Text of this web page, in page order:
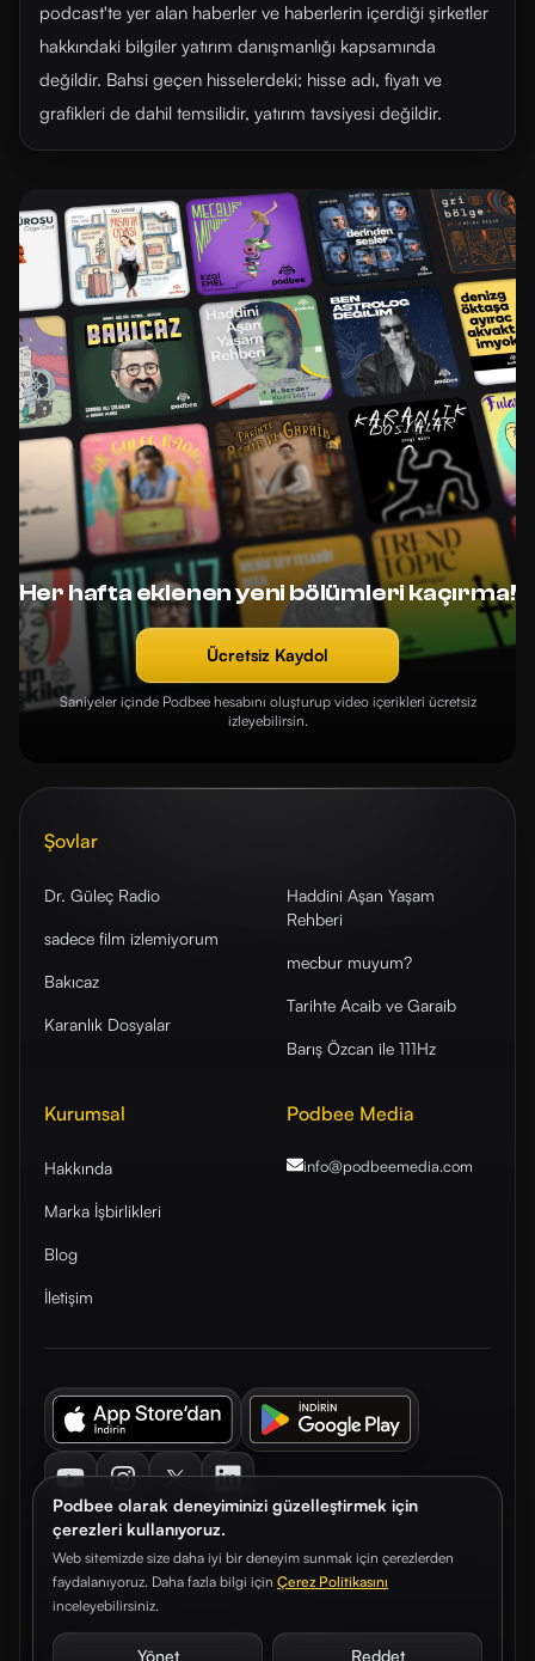
Podbee olarak deneyiminizi güzelleştirmek için
çerezleri kullanıyoruz.
Web sitemizde size daha iyi bir deneyim sunmak için çerezlerden
faydalanıyoruz. Daha fazla bilgi için Çerez Politikasını
inceleyebilirsiniz.
Yönet Reddet
podcast'te yer alan haberler ve haberlerin içerdiği şirketler
hakkındaki bilgiler yatırım danışmanlığı kapsamında
değildir. Bahsi geçen hisselerdeki; hisse adı, fiyatı ve
grafikleri de dahil temsilidir, yatırım tavsiyesi değildir.
Her hafta eklenen yeni bölümleri kaçırma!
Ücretsiz Kaydol
Saniyeler içinde Podbee hesabını oluşturup video içerikleri ücretsiz
izleyebilirsin.
Şovlar
Dr. Güleç Radio
sadece film izlemiyorum
Bakıcaz
Karanlık Dosyalar
Haddini Aşan Yaşam
Rehberi
mecbur muyum?
Tarihte Acaib ve Garaib
Barış Özcan ile 111Hz
Kurumsal
Hakkında
Marka İşbirlikleri
Blog
İletişim
Podbee Media
info@podbeemedia.com
© 2026. Podbee Media. Tüm hakları saklıdır.
Çerez TercihleriAydınlatma Metni Gizlilik Sözleşmesi